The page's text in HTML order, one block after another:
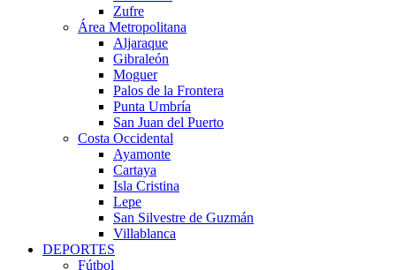
Zufre
Área Metropolitana
Aljaraque
Gibraleón
Moguer
Palos de la Frontera
Punta Umbría
San Juan del Puerto
Costa Occidental
Ayamonte
Cartaya
Isla Cristina
Lepe
San Silvestre de Guzmán
Villablanca
DEPORTES
Fútbol